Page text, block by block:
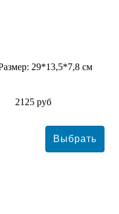
29*13,5*7,8 см
2125 руб